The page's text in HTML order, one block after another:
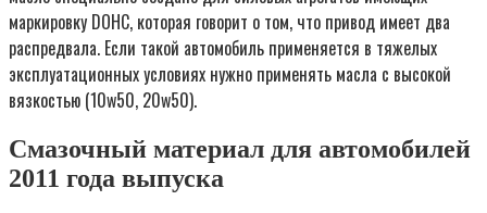
маркировку DOHC, которая говорит о том, что привод имеет два
распредвала. Если такой автомобиль применяется в тяжелых
эксплуатационных условиях нужно применять масла с высокой
вязкостью (10w50, 20w50).
Смазочный материал для автомобилей
2011 года выпуска